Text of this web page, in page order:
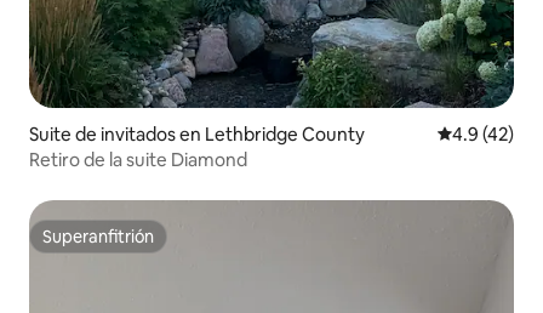
Suite de invitados en Lethbridge County Calificación
4.9 (42)
Retiro de la suite Diamond
Superanfitrión
Superanfitrión